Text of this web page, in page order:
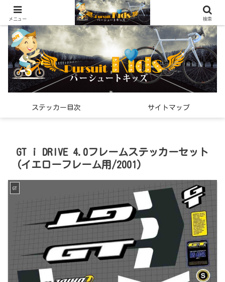
世界中で見つけた「希少なスポーツ雑貨」の紹介メディア
ステッカー目次 サイトマップ
GT i DRIVE 4.0フレームステッカーセット
(イエローフレーム用/2001)
GT
メニュー 検索